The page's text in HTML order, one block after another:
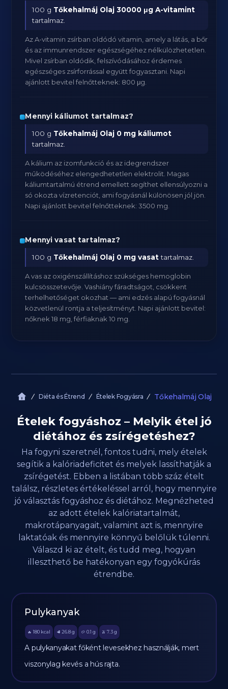
100 g Tőkehalmáj Olaj 30000 μg A-vitamint
tartalmaz.
Az A-vitamin zsírban oldódó vitamin, amely a látás, a bőr
és az immunrendszer egészségéhez nélkülözhetetlen.
Mivel zsírban oldódik, felszívódásához érdemes
egészséges zsírforrással együtt fogyasztani. Napi
ajánlott bevitel felnőtteknek: 800 μg.
Mennyi káliumot tartalmaz?
100 g Tőkehalmáj Olaj 0 mg káliumot
tartalmaz.
A kálium az izomfunkció és az idegrendszer
működéséhez elengedhetetlen elektrolit. Magas
káliumtartalmú étrend emellett segíthet ellensúlyozni a
só okozta vízretenciót, ami fogyásnál különösen jól jön.
Napi ajánlott bevitel felnőtteknek: 3500 mg.
Mennyi vasat tartalmaz?
100 g Tőkehalmáj Olaj 0 mg vasattartalmaz.
A vas az oxigénszállításhoz szükséges hemoglobin
kulcsösszetevője. Vashiány fáradtságot, csökkent
terhelhetőséget okozhat — ami edzés alapú fogyásnál
közvetlenül rontja a teljesítményt. Napi ajánlott bevitel:
nőknek 18 mg, férfiaknak 10 mg.
Diéta és Étrend Ételek Fogyásra Tőkehalmáj Olaj
Ételek fogyáshoz – Melyik étel jó
diétához és zsírégetéshez?
Ha fogyni szeretnél, fontos tudni, mely ételek
segítik a kalóriadeficitet és melyek lassíthatják a
zsírégetést. Ebben a listában több száz ételt
találsz, részletes értékeléssel arról, hogy mennyire
jó választás fogyáshoz és diétához. Megnézheted
az adott ételek kalóriatartalmát,
makrotápanyagait, valamint azt is, mennyire
laktatóak és mennyire könnyű belőlük túlenni.
Válaszd ki az ételt, és tudd meg, hogyan
illeszthető be hatékonyan egy fogyókúrás
étrendbe.
Pulykanyak
🔥 180 kcal 🥩 26.8 g 🥔 0.1 g 🫒 7.3 g
A pulykanyakat főként levesekhez használják, mert
viszonylag kevés a hús rajta.